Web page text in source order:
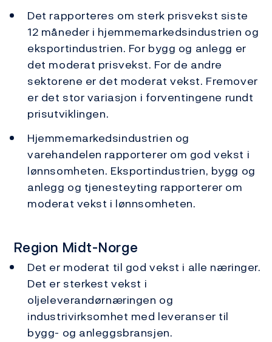
Det rapporteres om sterk prisvekst siste
12 måneder i hjemmemarkedsindustrien og
eksportindustrien. For bygg og anlegg er
det moderat prisvekst. For de andre
sektorene er det moderat vekst. Fremover
er det stor variasjon i forventingene rundt
prisutviklingen.
Hjemmemarkedsindustrien og
varehandelen rapporterer om god vekst i
lønnsomheten. Eksportindustrien, bygg og
anlegg og tjenesteyting rapporterer om
moderat vekst i lønnsomheten.
Region Midt-Norge
Det er moderat til god vekst i alle næringer.
Det er sterkest vekst i
oljeleverandørnæringen og
industrivirksomhet med leveranser til
bygg- og anleggsbransjen.